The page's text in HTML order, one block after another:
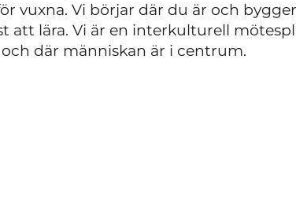
vuxna. Vi börjar där du är och
att lära. Vi är en interkulturell
där människan är i centrum.